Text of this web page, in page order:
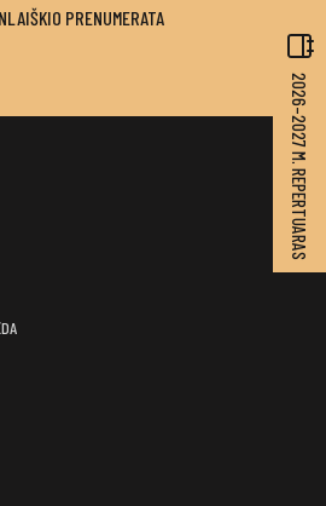
2026–2027 M. REPERTUARAS
PRENUMERATA